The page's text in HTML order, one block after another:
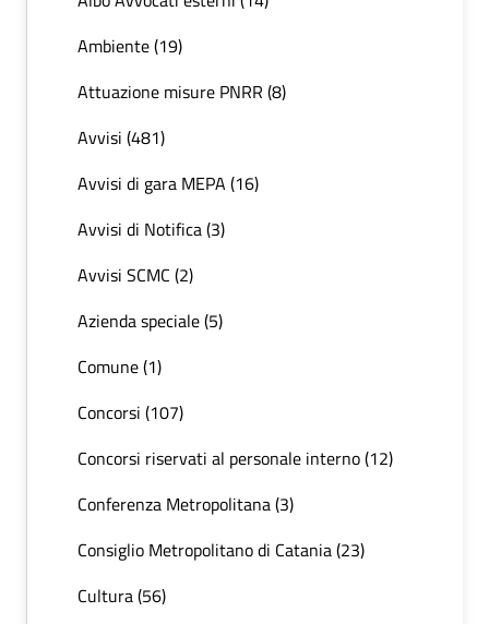
Ambiente (19)
Attuazione misure PNRR (8)
Avvisi (481)
Avvisi di gara MEPA (16)
Avvisi di Notifica (3)
Avvisi SCMC (2)
Azienda speciale (5)
Comune (1)
Concorsi (107)
Concorsi riservati al personale interno (12)
Conferenza Metropolitana (3)
Consiglio Metropolitano di Catania (23)
Cultura (56)